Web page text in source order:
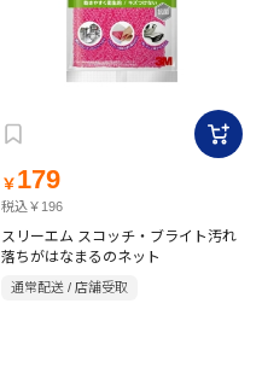
￥ 179
税込￥196
スリーエム スコッチ・ブライト汚れ
落ちがはなまるのネット
通常配送 / 店舗受取